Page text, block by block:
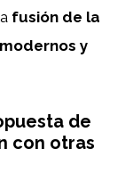
fusión de la
modernos y
de
con otras